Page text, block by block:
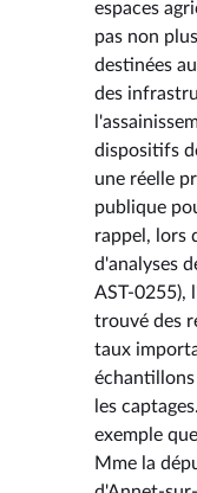
espaces
pas non
destinées
des
dispositifs
une réelle
publique
rappel, lors
d'analyses
AST-0255),
trouvé des
taux
les
exemple
Mme la